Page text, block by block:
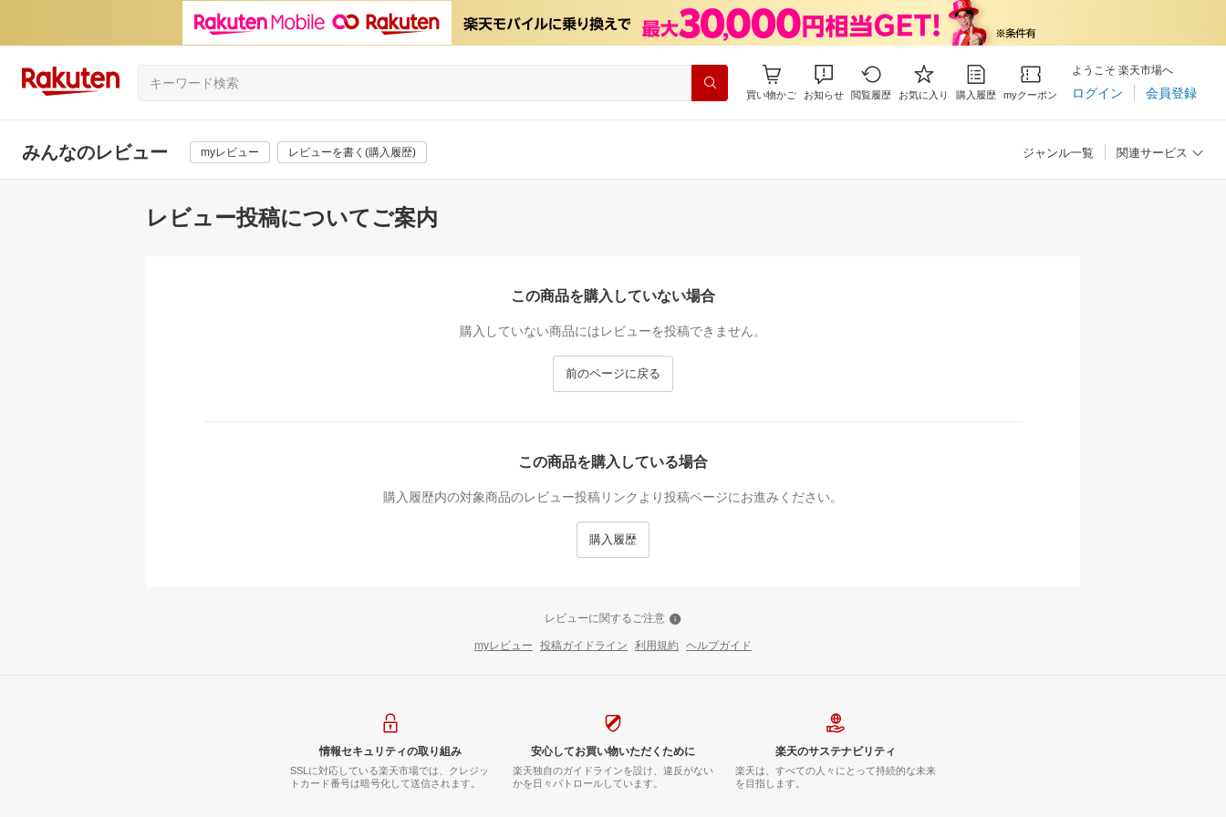
買い物かご お知らせ 閲覧履歴 お気に入り 購入履歴 myクーポン
ようこそ 楽天市場へ
ログイン 会員登録
みんなのレビュー myレビュー レビューを書く(購入履歴) ジャンル一覧 関連サービス
レビュー投稿についてご案内
この商品を購入していない場合
購入していない商品にはレビューを投稿できません。
前のページに戻る
この商品を購入している場合
購入履歴内の対象商品のレビュー投稿リンクより投稿ページにお進みください。
購入履歴
レビューに関するご注意
myレビュー 投稿ガイドライン 利用規約 ヘルプガイド
情報セキュリティの取り組み
SSLに対応している楽天市場では、クレジッ
トカード番号は暗号化して送信されます。
安心してお買い物いただくために
楽天独自のガイドラインを設け、違反がない
かを日々パトロールしています。
楽天のサステナビリティ
楽天は、すべての人々にとって持続的な未来
を目指します。